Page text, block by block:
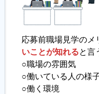
応募前職場見学のメ
いことが知れると言
○職場の雰囲気
○働いている人の様
○働く環境